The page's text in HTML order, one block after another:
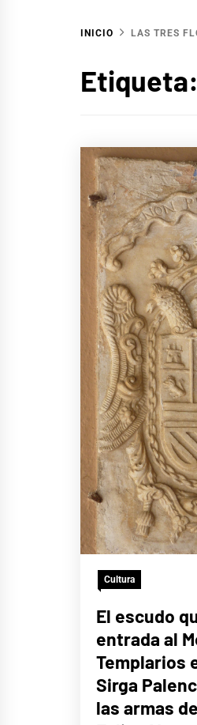
INICIO LAS TRES
Etiqueta:
Cultura
El escudo
entrada al
Templarios
Sirga
las armas